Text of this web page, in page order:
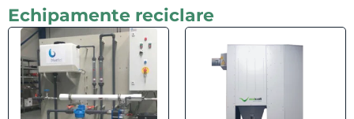
Echipamente reciclare